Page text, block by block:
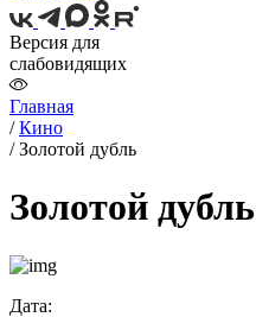
Версия для
слабовидящих
Главная
/Кино
/Золотой дубль
Золотой дубль
Дата: